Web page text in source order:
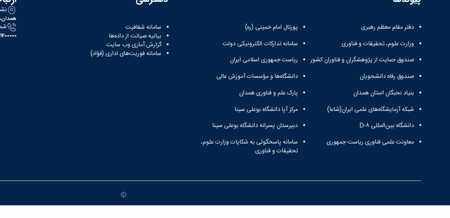
دفتر مقام معظم رهبری
وزارت علوم، تحقیقات و فناوری
صندوق حمایت از پژوهشگران و فناوران کشور
صندوق رفاه دانشجویان
بنیاد نخبگان استان همدان
شبکه آزمایشگاه‌های علمی ایران(شاعا)
دانشگاه بین‌المللی D-۸
معاونت علمی فناوری ریاست جمهوری
پورتال امام خمینی (ره)
سامانه تدارکات الکترونیکی دولت
ریاست جمهوری اسلامی ایران
دانشگاه‌ها و مؤسسات آموزش عالی
پارک علم و فناوری همدان
مرکز آپا دانشگاه بوعلی سینا
دبیرستان پسرانه دانشگاه بوعلی سینا
سامانه پاسخگوئی به شکایات وزارت علوم،
تحقیقات و فناوری
سامانه شفافیت
بیانیه صیانت از داده‌ها
گزارش آماری وب‌ سایت
سامانه فوریت‌های اداری (فؤاد)
- 081